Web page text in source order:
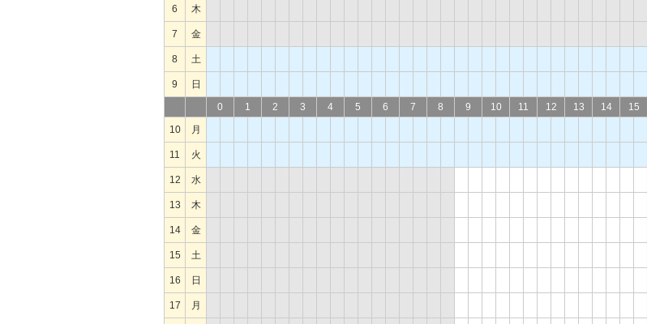
6 木
7 金
8 土
9 日
0
1 2 3 4 5 6 7 8 9 10 11 12 13 14 15
10
月
11 火
12 水
13 木
14 金
15 土
16 日
17 月